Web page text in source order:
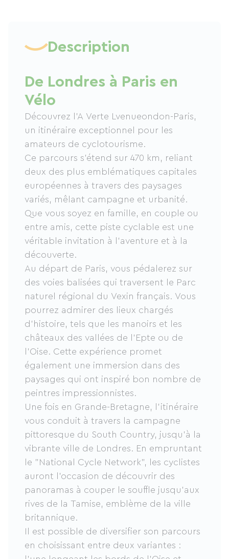
Description
De Londres à Paris en
Vélo
Découvrez l'A Verte Lvenueondon-Paris,
un itinéraire exceptionnel pour les
amateurs de cyclotourisme.
Ce parcours s’étend sur 470 km, reliant
deux des plus emblématiques capitales
européennes à travers des paysages
variés, mêlant campagne et urbanité.
Que vous soyez en famille, en couple ou
entre amis, cette piste cyclable est une
véritable invitation à l’aventure et à la
découverte.
Au départ de Paris, vous pédalerez sur
des voies balisées qui traversent le Parc
naturel régional du Vexin français. Vous
pourrez admirer des lieux chargés
d’histoire, tels que les manoirs et les
châteaux des vallées de l’Epte ou de
l’Oise. Cette expérience promet
également une immersion dans des
paysages qui ont inspiré bon nombre de
peintres impressionnistes.
Une fois en Grande-Bretagne, l'itinéraire
vous conduit à travers la campagne
pittoresque du South Country, jusqu’à la
vibrante ville de Londres. En empruntant
le "National Cycle Network", les cyclistes
auront l’occasion de découvrir des
panoramas à couper le souffle jusqu'aux
rives de la Tamise, emblème de la ville
britannique.
Il est possible de diversifier son parcours
en choisissant entre deux variantes :